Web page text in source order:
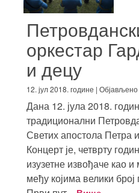
оркестар
и децу
12. јул 2018. године | Објављено
Дана 12. јула 2018.
традиционални
Светих апостола Петра
Концерт је, четврту
изузетне извођаче као
међу којима велики